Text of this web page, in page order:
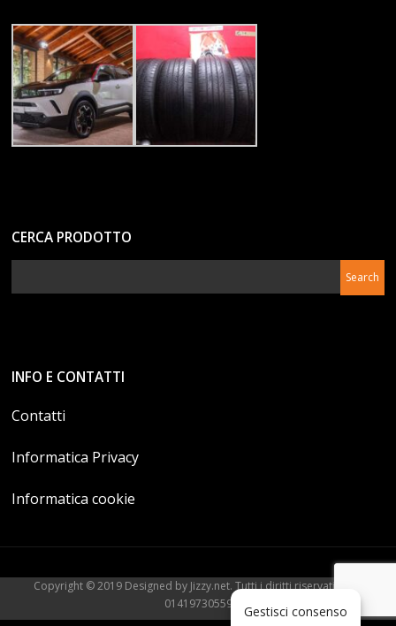
CERCA PRODOTTO
INFO E CONTATTI
Contatti
Informatica Privacy
Informatica cookie
Copyright © 2019 Designed by Jizzy.net. Tutti i diritti riservati. P.Iva
01419730559
Gestisci consenso